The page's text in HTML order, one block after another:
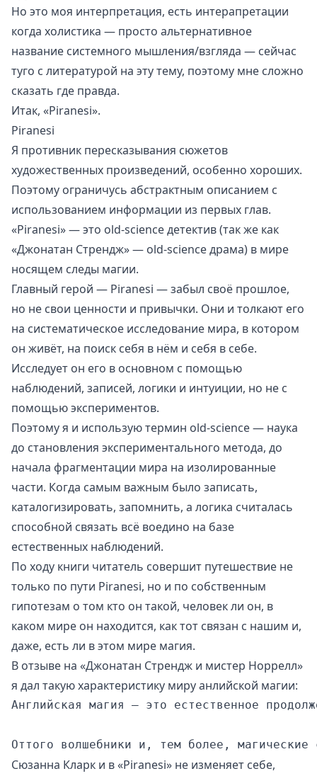
Но это моя интерпретация, есть интерапретации
когда холистика — просто альтернативное
название системного мышления/взгляда — сейчас
туго с литературой на эту тему, поэтому мне сложно
сказать где правда.
Итак, «Piranesi».
Piranesi
Я противник пересказывания сюжетов
художественных произведений, особенно хороших.
Поэтому ограничусь абстрактным описанием с
использованием информации из первых глав.
«Piranesi» — это old-science детектив (так же как
«Джонатан Стрендж» — old-science драма) в мире
носящем следы магии.
Главный герой — Piranesi — забыл своё прошлое,
но не свои ценности и привычки. Они и толкают его
на систематическое исследование мира, в котором
он живёт, на поиск себя в нём и себя в себе.
Исследует он его в основном с помощью
наблюдений, записей, логики и интуиции, но не с
помощью экспериментов.
Поэтому я и использую термин old-science — наука
до становления экспериментального метода, до
начала фрагментации мира на изолированные
части. Когда самым важным было записать,
каталогизировать, запомнить, а логика считалась
способной связать всё воедино на базе
естественных наблюдений.
По ходу книги читатель совершит путешествие не
только по пути Piranesi, но и по собственным
гипотезам о том кто он такой, человек ли он, в
каком мире он находится, как тот связан с нашим и,
даже, есть ли в этом мире магия.
В отзыве на «Джонатан Стрендж и мистер Норрелл»
я дал такую характеристику миру анлийской магии:
Английская магия — это естественное
Сюзанна Кларк и в «Piranesi» не изменяет себе,